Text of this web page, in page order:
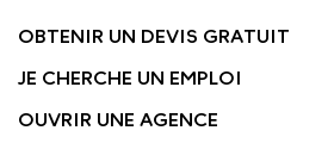
OBTENIR UN DEVIS GRATUIT
JE CHERCHE UN EMPLOI
OUVRIR UNE AGENCE